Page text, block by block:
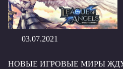
03.07.2021
НОВЫЕ ИГРОВЫЕ МИРЫ